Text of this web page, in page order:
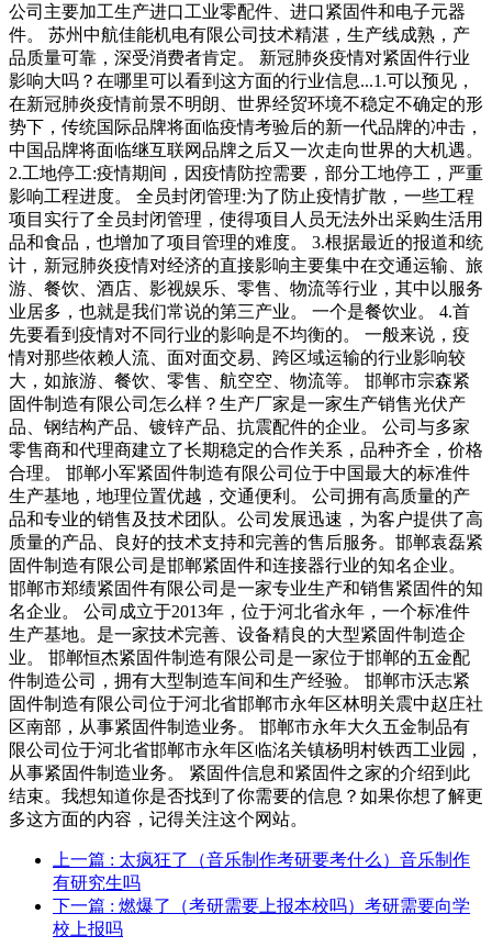
公司主要加工生产进口工业零配件、进口紧固件和电子元器
件。 苏州中航佳能机电有限公司技术精湛，生产线成熟，产
品质量可靠，深受消费者肯定。 新冠肺炎疫情对紧固件行业
影响大吗？在哪里可以看到这方面的行业信息...1.可以预见，
在新冠肺炎疫情前景不明朗、世界经贸环境不稳定不确定的形
势下，传统国际品牌将面临疫情考验后的新一代品牌的冲击，
中国品牌将面临继互联网品牌之后又一次走向世界的大机遇。
2.工地停工:疫情期间，因疫情防控需要，部分工地停工，严重
影响工程进度。 全员封闭管理:为了防止疫情扩散，一些工程
项目实行了全员封闭管理，使得项目人员无法外出采购生活用
品和食品，也增加了项目管理的难度。 3.根据最近的报道和统
计，新冠肺炎疫情对经济的直接影响主要集中在交通运输、旅
游、餐饮、酒店、影视娱乐、零售、物流等行业，其中以服务
业居多，也就是我们常说的第三产业。 一个是餐饮业。 4.首
先要看到疫情对不同行业的影响是不均衡的。 一般来说，疫
情对那些依赖人流、面对面交易、跨区域运输的行业影响较
大，如旅游、餐饮、零售、航空空、物流等。 邯郸市宗森紧
固件制造有限公司怎么样？生产厂家是一家生产销售光伏产
品、钢结构产品、镀锌产品、抗震配件的企业。 公司与多家
零售商和代理商建立了长期稳定的合作关系，品种齐全，价格
合理。 邯郸小军紧固件制造有限公司位于中国最大的标准件
生产基地，地理位置优越，交通便利。 公司拥有高质量的产
品和专业的销售及技术团队。公司发展迅速，为客户提供了高
质量的产品、良好的技术支持和完善的售后服务。邯郸袁磊紧
固件制造有限公司是邯郸紧固件和连接器行业的知名企业。
邯郸市郑绩紧固件有限公司是一家专业生产和销售紧固件的知
名企业。 公司成立于2013年，位于河北省永年，一个标准件
生产基地。是一家技术完善、设备精良的大型紧固件制造企
业。 邯郸恒杰紧固件制造有限公司是一家位于邯郸的五金配
件制造公司，拥有大型制造车间和生产经验。 邯郸市沃志紧
固件制造有限公司位于河北省邯郸市永年区林明关震中赵庄社
区南部，从事紧固件制造业务。 邯郸市永年大久五金制品有
限公司位于河北省邯郸市永年区临洺关镇杨明村铁西工业园，
从事紧固件制造业务。 紧固件信息和紧固件之家的介绍到此
结束。我想知道你是否找到了你需要的信息？如果你想了解更
多这方面的内容，记得关注这个网站。
上一篇 : 太疯狂了（音乐制作考研要考什么）音乐制作
有研究生吗
下一篇 : 燃爆了（考研需要上报本校吗）考研需要向学
校上报吗